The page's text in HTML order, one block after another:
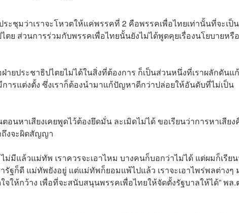
ะชุมว่าเราจะโหวตให้แค่พรรคที่ 2 คือพรรคเพื่อไทยเท่านั้นที่จะเป็
ย ส่วนการร่วมกับพรรคเพื่อไทยนั้นยังไม่ได้พูดคุยเรื่องนโยบายหรือ
ฝ่ายประชาธิปไตยไม่ได้ในสิ่งที่ต้องการ ก็เป็นส่วนหนึ่งที่เราผลักดันแก้
ารแต่งตั้ง ซึ่งเราก็ต้องนำมาแก้ปัญหาดีกว่าปล่อยให้อันดับที่ไม่เป็น
นหาเสียงเคยพูดไว้ต้องยึดมั่น ละเมิดไม่ได้ ขอเรียนว่าการหาเสียง
ถึงจะผิดสัญญา
มีแล้วแม่ทัพ เราควรจะเอาไหม บางคนก็บอกว่าไม่ได้ แต่ผมก็เรีย
ฐก็ดี แม่ทัพยังอยู่ แต่แม่ทัพก็ยอมแพ้ไปแล้ว เราจะเอาไพร่พลต่างๆ
ให้กว้าง เพื่อที่จะสนับสนุนพรรคเพื่อไทยให้จัดตั้งรัฐบาลให้ได้” พล.